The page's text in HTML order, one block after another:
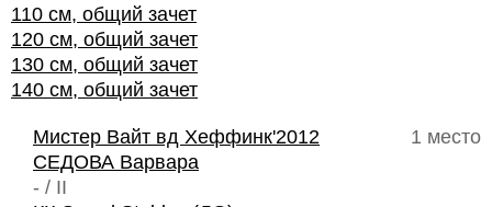
110 см, общий зачет
120 см, общий зачет
130 см, общий зачет
140 см, общий зачет
1 место
Мистер Вайт вд Хеффинк'2012
СЕДОВА Варвара
- / II